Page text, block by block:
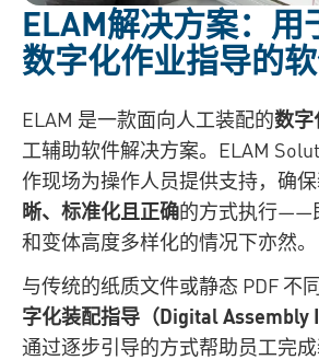
ELAM解决方案：用
数字化作业指导的
ELAM 是一款面向人工装配的数字
工辅助软件解决方案。ELAM
作现场为操作人员提供支持，确
晰、标准化且正确的方式执行——
和变体高度多样化的情况下亦然。
与传统的纸质文件或静态 PDF 不
字化装配指导（Digital Assembly
通过逐步引导的方式帮助员工完